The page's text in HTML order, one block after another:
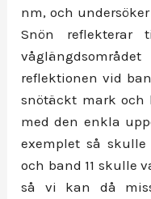
nm, och
Snön
reflektionen vid
snötäckt mark och
med den enkla
exemplet så
och band 11 skulle
så vi kan då